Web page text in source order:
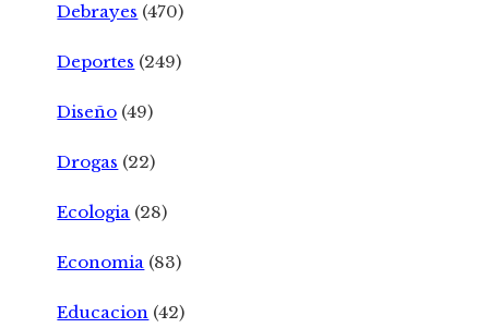
Debrayes (470)
Deportes (249)
Diseño (49)
Drogas (22)
Ecologia (28)
Economia (83)
Educacion (42)